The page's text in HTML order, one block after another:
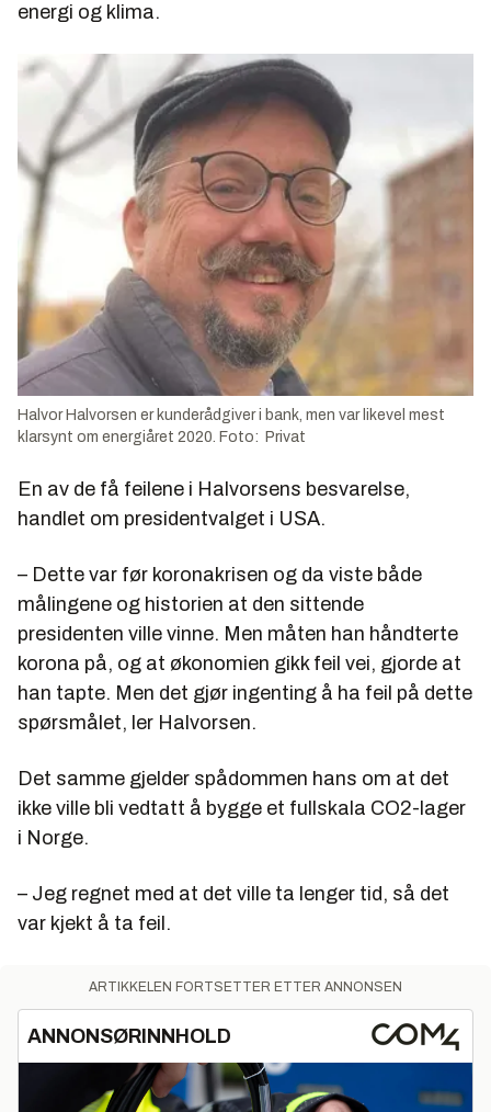
energi og klima.
Halvor Halvorsen er kunderådgiver i bank, men var likevel mest
klarsynt om energiåret 2020. Foto: Privat
En av de få feilene i Halvorsens besvarelse,
handlet om presidentvalget i USA.
– Dette var før koronakrisen og da viste både
målingene og historien at den sittende
presidenten ville vinne. Men måten han håndterte
korona på, og at økonomien gikk feil vei, gjorde at
han tapte. Men det gjør ingenting å ha feil på dette
spørsmålet, ler Halvorsen.
Det samme gjelder spådommen hans om at det
ikke ville bli vedtatt å bygge et fullskala CO2-lager
i Norge.
– Jeg regnet med at det ville ta lenger tid, så det
var kjekt å ta feil.
ARTIKKELEN FORTSETTER ETTER ANNONSEN
ANNONSØRINNHOLD